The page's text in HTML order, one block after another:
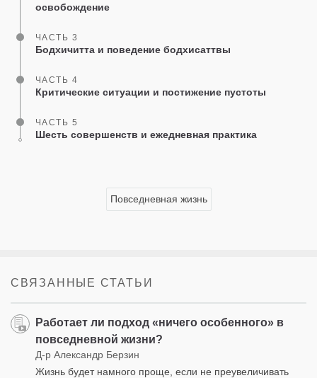
освобождение
ЧАСТЬ 3
Бодхичитта и поведение бодхисаттвы
ЧАСТЬ 4
Критические ситуации и постижение пустоты
ЧАСТЬ 5
Шесть совершенств и ежедневная практика
Повседневная жизнь
СВЯЗАННЫЕ СТАТЬИ
Работает ли подход «ничего особенного» в
повседневной жизни?
Д-р Александр Берзин
Жизнь будет намного проще, если не преувеличивать